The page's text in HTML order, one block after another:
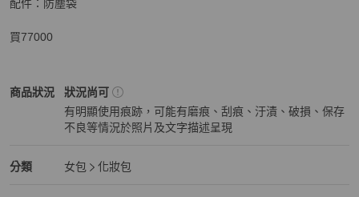
配件：防塵袋
買77000
商品狀況
Dior女包商品狀態與細節
狀況尚可
有明顯使用痕跡，可能有磨痕、刮痕、汙漬、破損、保存
不良等情況於照片及文字描述呈現
分類
Dior女包 分類資訊
女包
化妝包